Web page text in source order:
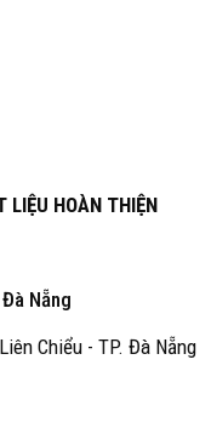
LIỆU HOÀN THIỆN
Đà Nẵng
Chiểu - TP. Đà Nẵng